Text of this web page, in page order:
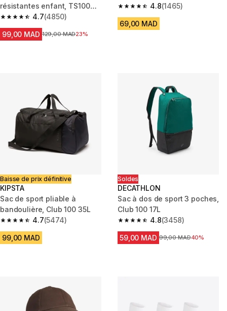
résistantes enfant, TS100
blanc
4.7
4.7 out of 5 stars from 4850 reviews
(4850)
99,00 MAD Prix avant la réduction
129,00 MAD23%
4.8
4.8 out of 5 stars from 1465
(1465)
69,00 MAD
Baisse de prix définitive
KIPSTA
Sac de sport pliable à
bandoulière, Club 100 35L
4.7
4.7 out of 5 stars from 5474 reviews
(5474)
99,00 MAD
Soldes
DECATHLON
Sac à dos de sport 3 poches,
Club 100 17L
4.8
4.8 out of 5 stars from 3458
(3458)
59,00 MAD Prix avant la réduction
99,00 MAD40%